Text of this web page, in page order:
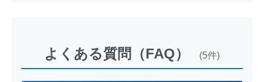
よくある質問（FAQ） (5件)